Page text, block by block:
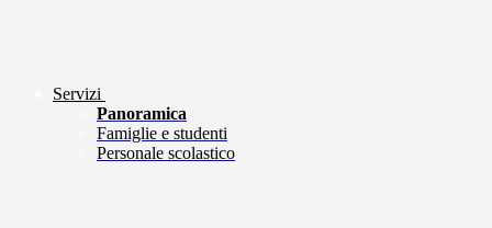
Servizi
Panoramica
Famiglie e studenti
Personale scolastico